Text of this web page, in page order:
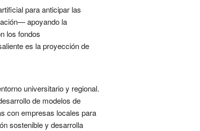
para anticipar las
apoyando la
los fondos
es la proyección de
universitario y regional.
de modelos de
con empresas locales para
sostenible y desarrolla